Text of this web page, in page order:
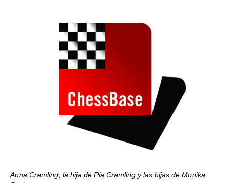
Anna Cramling, la hija de Pia Cramling y las hijas de Monika